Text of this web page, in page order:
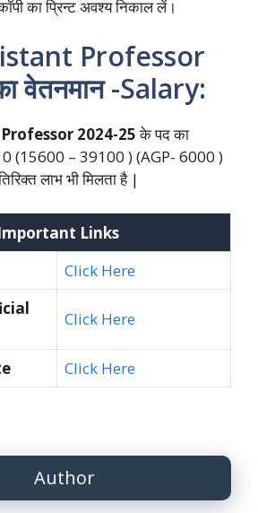
का प्रिन्ट अवश्य निकाल लें।
Professor
वेतनमान -Salary:
2024-25के पद का
(15600 – 39100 ) (AGP- 6000 )
लाभ भी मिलता है |
Links
Click Here
Click Here
Click Here
Author